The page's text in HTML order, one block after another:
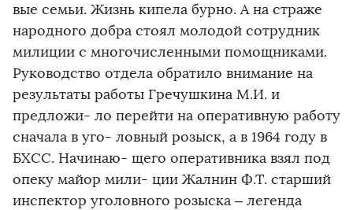
вые семьи. Жизнь кипела бурно. А на страже
народного добра стоял молодой сотрудник
милиции с многочисленными помощниками.
Руководство отдела обратило внимание на
результаты работы Гречушкина М.И. и
предложи- ло перейти на оперативную работу
сначала в уго- ловный розыск, а в 1964 году в
БХСС. Начинаю- щего оперативника взял под
опеку майор мили- ции Жалнин Ф.Т. старший
инспектор уголовного розыска – легенда